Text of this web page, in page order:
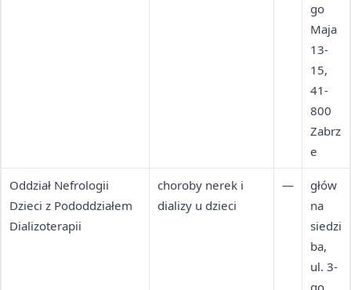
go
Maja
13-
15,
41-
800
Zabrz
e
Oddział Nefrologii
Dzieci z Pododdziałem
Dializoterapii
choroby nerek i
dializy u dzieci
—
głów
na
siedzi
ba,
ul. 3-